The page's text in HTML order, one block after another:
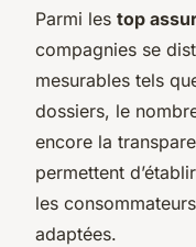
Parmi les top
compagnies se
mesurables tels
dossiers, le
encore la
permettent
les
adaptées.